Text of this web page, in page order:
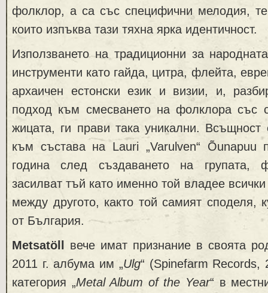
фолклор, а са със специфични мелодия,
които изпъква тази тяхна ярка идентичност.
Използването на традиционни за
инструменти като гайда, цитра, флейта,
архаичен естонски език и визии, и,
подход към смесването на фолклора със
жицата, ги прави така уникални. Всъщност
към състава на Lauri „Varulven“ Õunapuu
година след създаването на групата,
засилват тъй като именно той владее
между другото, както той самият споделя,
от България.
Metsatöll вече имат признание в своята
2011 г. албума им „Ulg“ (Spinefarm
категория „Metal Album of the Year“ в